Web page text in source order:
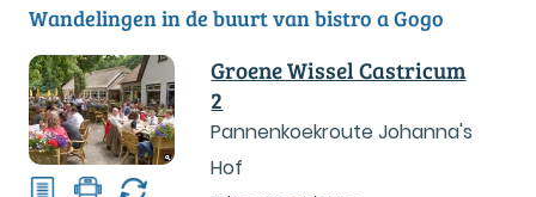
Wandelingen in de buurt van bistro a Gogo
Groene Wissel Castricum
2
Pannenkoekroute Johanna's
Hof